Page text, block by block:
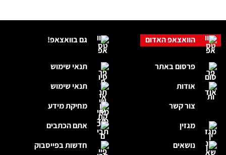
גם בוואצאפ!
תנאי שימוש
תנאי שימוש
מחיקת מידע
אתם הכתבים
חדשות בפייסבוק
הוואצאפ האדום
פרסום באתר
אודות
צור קשר
מגזין
נושאים